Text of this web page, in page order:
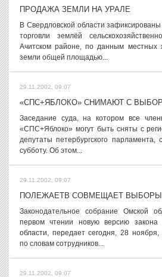
ПРОДАЖА ЗЕМЛИ НА УРАЛЕ
В Свердловской области
торговли землёй
Ачитском районе, по данным местных
земли общей площадью...
29.11.2002, 09:07
«СПС+ЯБЛОКО» СНИМАЮТ С
Заседание суда, на котором все
«СПС+Яблоко» могут быть сняты с
депутаты петербургского парламента,
субботу. Об этом...
29.11.2002, 09:07
ПОЛЕЖАЕТВ СОВМЕЩАЕТ ВЫБОРЫ
Законодательное собрание Омской
первом чтении новую версию закона
области, передает сегодня, 28
по словам сотрудников...
29.11.2002, 09:07